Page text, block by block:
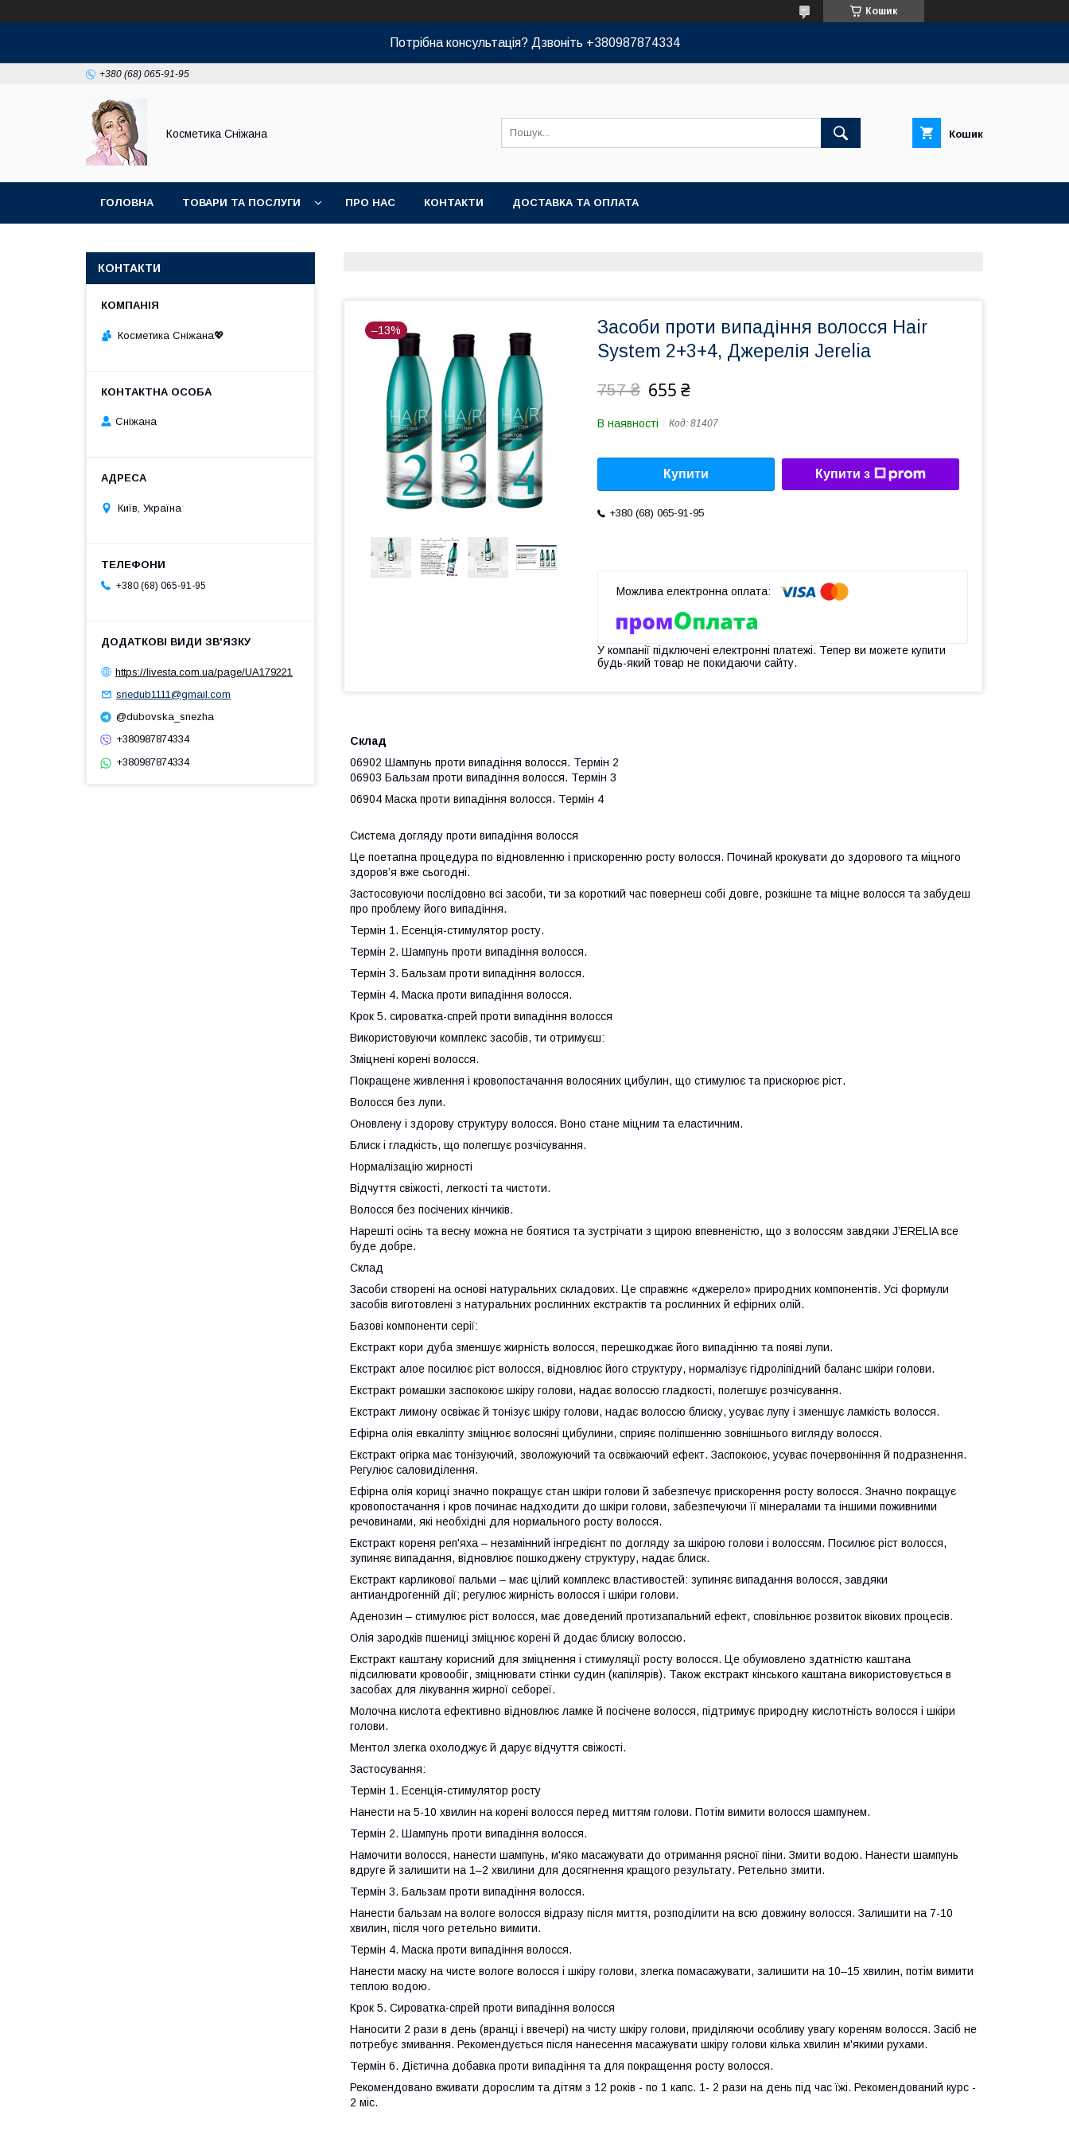
Кошик
Потрібна консультація? Дзвоніть +380987874334
+380 (68) 065-91-95
Косметика Сніжана Кошик
ГОЛОВНА ТОВАРИ ТА ПОСЛУГИ ПРО НАС КОНТАКТИ ДОСТАВКА ТА ОПЛАТА
–13%
Засоби проти випадіння волосся Hair
System 2+3+4, Джерелія Jerelia
757 ₴ 655 ₴
В наявності Код: 81407
Купити Купити з
+380 (68) 065-91-95
У компанії підключені електронні платежі. Тепер ви можете купити
будь-який товар не покидаючи сайту.
Склад
06902 Шампунь проти випадіння волосся. Термін 2
06903 Бальзам проти випадіння волосся. Термін 3
06904 Маска проти випадіння волосся. Термін 4
Система догляду проти випадіння волосся
Це поетапна процедура по відновленню і прискоренню росту волосся. Починай крокувати до здорового та міцного
здоров’я вже сьогодні.
Застосовуючи послідовно всі засоби, ти за короткий час повернеш собі довге, розкішне та міцне волосся та забудеш
про проблему його випадіння.
Термін 1. Есенція-стимулятор росту.
Термін 2. Шампунь проти випадіння волосся.
Термін 3. Бальзам проти випадіння волосся.
Термін 4. Маска проти випадіння волосся.
Крок 5. сироватка-спрей проти випадіння волосся
Використовуючи комплекс засобів, ти отримуєш:
Зміцнені корені волосся.
Покращене живлення і кровопостачання волосяних цибулин, що стимулює та прискорює ріст.
Волосся без лупи.
Оновлену і здорову структуру волосся. Воно стане міцним та еластичним.
Блиск і гладкість, що полегшує розчісування.
Нормалізацію жирності
Відчуття свіжості, легкості та чистоти.
Волосся без посічених кінчиків.
Нарешті осінь та весну можна не боятися та зустрічати з щирою впевненістю, що з волоссям завдяки J’ERELIA все
буде добре.
Склад
Засоби створені на основі натуральних складових. Це справжнє «джерело» природних компонентів. Усі формули
засобів виготовлені з натуральних рослинних екстрактів та рослинних й ефірних олій.
Базові компоненти серії:
Екстракт кори дуба зменшує жирність волосся, перешкоджає його випадінню та появі лупи.
Екстракт алое посилює ріст волосся, відновлює його структуру, нормалізує гідроліпідний баланс шкіри голови.
Екстракт ромашки заспокоює шкіру голови, надає волоссю гладкості, полегшує розчісування.
Екстракт лимону освіжає й тонізує шкіру голови, надає волоссю блиску, усуває лупу і зменшує ламкість волосся.
Ефірна олія евкаліпту зміцнює волосяні цибулини, сприяє поліпшенню зовнішнього вигляду волосся.
Екстракт огірка має тонізуючий, зволожуючий та освіжаючий ефект. Заспокоює, усуває почервоніння й подразнення.
Регулює саловиділення.
Ефірна олія кориці значно покращує стан шкіри голови й забезпечує прискорення росту волосся. Значно покращує
кровопостачання і кров починає надходити до шкіри голови, забезпечуючи її мінералами та іншими поживними
речовинами, які необхідні для нормального росту волосся.
Екстракт кореня реп'яха – незамінний інгредієнт по догляду за шкірою голови і волоссям. Посилює ріст волосся,
зупиняє випадання, відновлює пошкоджену структуру, надає блиск.
Екстракт карликової пальми – має цілий комплекс властивостей: зупиняє випадання волосся, завдяки
антиандрогенній дії; регулює жирність волосся і шкіри голови.
Аденозин – стимулює ріст волосся, має доведений протизапальний ефект, сповільнює розвиток вікових процесів.
Олія зародків пшениці зміцнює корені й додає блиску волоссю.
Екстракт каштану корисний для зміцнення і стимуляції росту волосся. Це обумовлено здатністю каштана
підсилювати кровообіг, зміцнювати стінки судин (капілярів). Також екстракт кінського каштана використовується в
засобах для лікування жирної себореї.
Молочна кислота ефективно відновлює ламке й посічене волосся, підтримує природну кислотність волосся і шкіри
голови.
Ментол злегка охолоджує й дарує відчуття свіжості.
Застосування:
Термін 1. Есенція-стимулятор росту
Нанести на 5-10 хвилин на корені волосся перед миттям голови. Потім вимити волосся шампунем.
Термін 2. Шампунь проти випадіння волосся.
Намочити волосся, нанести шампунь, м'яко масажувати до отримання рясної піни. Змити водою. Нанести шампунь
вдруге й залишити на 1–2 хвилини для досягнення кращого результату. Ретельно змити.
Термін 3. Бальзам проти випадіння волосся.
Нанести бальзам на вологе волосся відразу після миття, розподілити на всю довжину волосся. Залишити на 7-10
хвилин, після чого ретельно вимити.
Термін 4. Маска проти випадіння волосся.
Нанести маску на чисте вологе волосся і шкіру голови, злегка помасажувати, залишити на 10–15 хвилин, потім вимити
теплою водою.
Крок 5. Сироватка-спрей проти випадіння волосся
Наносити 2 рази в день (вранці і ввечері) на чисту шкіру голови, приділяючи особливу увагу кореням волосся. Засіб не
потребує змивання. Рекомендується після нанесення масажувати шкіру голови кілька хвилин м'якими рухами.
Термін 6. Дієтична добавка проти випадіння та для покращення росту волосся.
Рекомендовано вживати дорослим та дітям з 12 років - по 1 капс. 1- 2 рази на день під час їжі. Рекомендований курс -
2 міс.
КОНТАКТИ
Косметика Сніжана💖
Сніжана
Київ, Україна
+380 (68) 065-91-95
https://livesta.com.ua/page/UA179221
snedub1111@gmail.com
@dubovska_snezha
+380987874334
+380987874334